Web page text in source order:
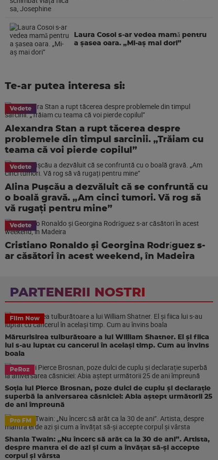
Laura Cosoi s-ar vedea mamǎ pentru
a şasea oara. „Mi-aș mai dori”
Te-ar putea interesa si:
Vedete
Alexandra Stan a rupt tăcerea despre
problemele din timpul sarcinii. „Trăiam cu
teama că voi pierde copilul”
Vedete
Alina Pușcău a dezvăluit că se confruntă cu
o boală gravă. „Am cinci tumori. Vă rog să
vă rugați pentru mine”
Vedete
Cristiano Ronaldo și Georgina Rodríguez s-
ar căsători în acest weekend, în Madeira
PARTENERII NOSTRI
Film Now
Mărturisirea tulburătoare a lui William Shatner. El și fiica
lui s-au luptat cu cancerul în același timp. Cum au învins
boala
PeRoz
Soția lui Pierce Brosnan, poze dulci de cuplu și declarație
superbă la aniversarea căsniciei: Abia aștept următorii 25
de ani împreună
Pro FM
Shania Twain: „Nu încerc să arăt ca la 30 de ani”. Artista,
despre mantra ei de azi și cum a învățat să-și accepte
corpul și vârsta